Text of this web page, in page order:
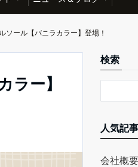
ール【バニラカラー】登場！
ー】
検索
人気記
会社概要